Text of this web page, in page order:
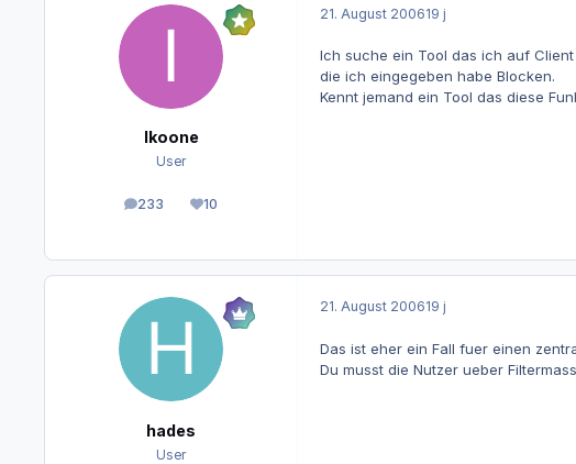
Ikoone
User
233
Beiträge 10
Reputation
21. August 200619 j
Ich suche ein Tool das ich auf
die ich eingegeben habe Blocken.
Kennt jemand ein Tool das diese
hades
User
21. August 200619 j
Das ist eher ein Fall fuer einen
Du musst die Nutzer ueber